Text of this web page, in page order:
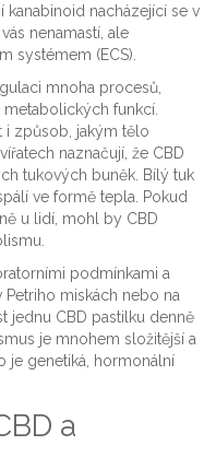
nacházející se v
nenamastí, ale
systémem (ECS).
mnoha procesů,
funkcí.
způsob, jakým tělo
naznačují, že CBD
tukových buněk. Bílý tuk
ve formě tepla. Pokud
u lidí, mohl by CBD
podmínkami a
miskách nebo na
jednu CBD pastilku denně
je mnohem složitější a
je genetiká, hormonální
a